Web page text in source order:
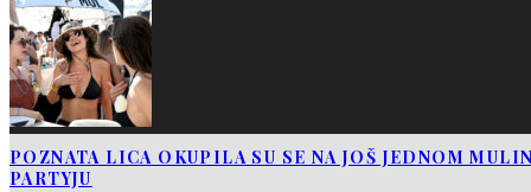
POZNATA LICA OKUPILA SU SE NA JOŠ JEDNOM
PARTYJU